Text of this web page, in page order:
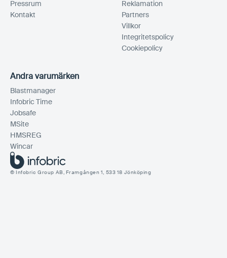
Pressrum
Kontakt
Reklamation
Partners
Villkor
Integritetspolicy
Cookiepolicy
Andra varumärken
Blastmanager
Infobric Time
Jobsafe
MSite
HMSREG
Wincar
© Infobric Group AB, Framgången 1, 533 18 Jönköping